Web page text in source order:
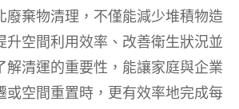
廢棄物清理，不僅能減少堆積物造
升空間利用效率、改善衛生狀況並
解清運的重要性，能讓家庭與企業
或空間重置時，更有效率地完成每